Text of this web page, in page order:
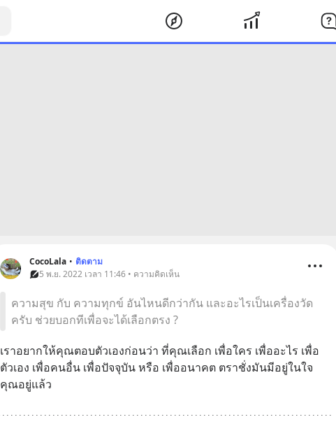
CocoLala • ติดตาม
5 พ.ย. 2022 เวลา 11:46 • ความคิดเห็น
ความสุข กับ ความทุกข์ อันไหนดีกว่ากัน และอะไรเป็นเครื่องวัด
ครับ ช่วยบอกทีเพื่อจะได้เลือกตรง ?
เราอยากให้คุณตอบตัวเองก่อนว่า ที่คุณเลือก เพื่อใคร เพื่ออะไร เพื่อ
ตัวเอง เพื่อคนอื่น เพื่อปัจจุบัน หรือ เพื่ออนาคต ตราชั่งมันมีอยู่ในใจ
คุณอยู่แล้ว